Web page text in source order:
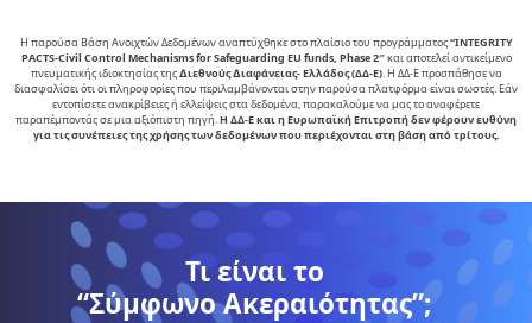
Η παρούσα Βάση Ανοιχτών Δεδομένων αναπτύχθηκε στο πλαίσιο του προγράμματος“INTEGRITY
PACTS-Civil Control Mechanisms for Safeguarding EU funds, Phase 2″και αποτελεί αντικείµενο
πνευµατικής ιδιοκτησίας της∆ιεθνούς ∆ιαφάνειας- Ελλάδος (ΔΔ-Ε). Η ΔΔ-Ε προσπάθησε να
διασφαλίσει ότι οι πληροφορίες που περιλαμβάνονται στην παρούσα πλατφόρμα είναι σωστές. Εάν
εντοπίσετε ανακρίβειες ή ελλείψεις στα δεδομένα, παρακαλούμε να μας το αναφέρετε
παραπέμποντάς σε μια αξιόπιστη πηγή.Η ΔΔ-Ε και η Ευρωπαϊκή Επιτροπή δεν φέρουν ευθύνη
για τις συνέπειες της χρήσης των δεδομένων που περιέχονται στη βάση από τρίτους.
Τι είναι το
“Σύμφωνο Ακεραιότητας”;